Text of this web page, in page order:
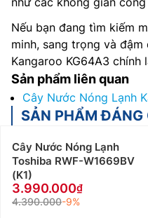
Nếu bạn đang tìm kiếm
minh, sang trọng và
Kangaroo KG64A3
Sản phẩm liên quan
Cây Nước Nóng Lạnh
SẢN PHẨM ĐÁNG
Cây Nước Nóng Lạnh
Toshiba RWF-W1669BV
(K1)
3.990.000
4.390.000-9%